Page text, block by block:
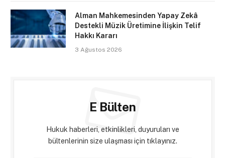
Alman Mahkemesinden Yapay Zekâ
Destekli Müzik Üretimine İlişkin Telif
Hakkı Kararı
3 Ağustos 2026
E Bülten
Hukuk haberleri, etkinlikleri, duyuruları ve
bültenlerinin size ulaşması için tıklayınız.